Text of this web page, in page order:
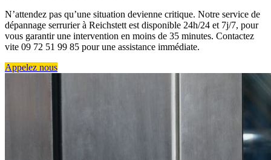
N’attendez pas qu’une situation devienne critique. Notre service de
dépannage serrurier à Reichstett est disponible 24h/24 et 7j/7, pour
vous garantir une intervention en moins de 35 minutes. Contactez
vite 09 72 51 99 85 pour une assistance immédiate.
Appelez nous